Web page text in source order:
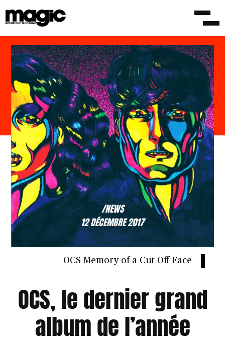
/NEWS
12 DÉCEMBRE 2017
OCS Memory of a Cut Off Face
OCS, le dernier grand
album de l’année